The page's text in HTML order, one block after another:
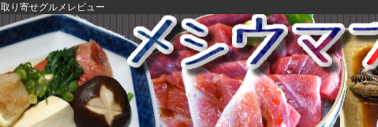
り寄せグルメレビュー